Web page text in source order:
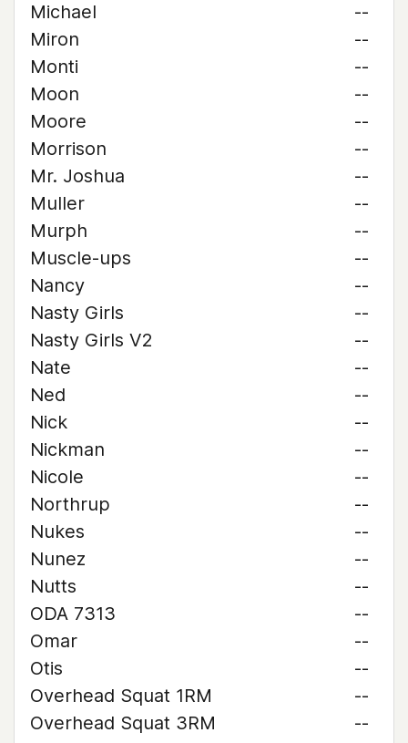
Michael
--
Miron
--
Monti
--
Moon
--
Moore
--
Morrison
--
Mr. Joshua
--
Muller
--
Murph
--
Muscle-ups
--
Nancy
--
Nasty Girls
--
Nasty Girls V2
--
Nate
--
Ned
--
Nick
--
Nickman
--
Nicole
--
Northrup
--
Nukes
--
Nunez
--
Nutts
--
ODA 7313
--
Omar
--
Otis
--
Overhead Squat 1RM
--
Overhead Squat 3RM
--